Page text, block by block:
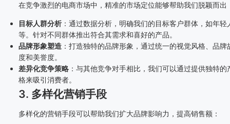
在竞争激烈的电商市场中，精准的市场定位能够帮助我们脱颖而出
目标人群分析 ：通过数据分析，明确我们的目标客户群体，如年
等。针对不同群体推出符合其需求和喜好的产品。
品牌形象塑造 ：打造独特的品牌形象，通过统一的视觉风格、品
度和美誉度。
差异化竞争策略 ：与其他竞争对手相比，我们可以通过提供独特
格来吸引消费者。
3. 多样化营销手段
多样化的营销手段可以帮助我们扩大品牌影响力，提高销售额：